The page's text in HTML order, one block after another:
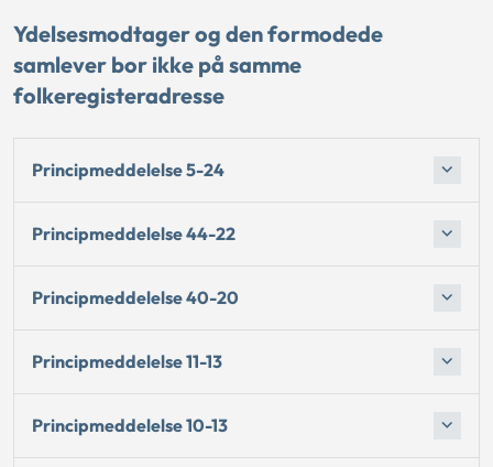
Ydelsesmodtager og den formodede
samlever bor ikke på samme
folkeregisteradresse
Principmeddelelse 5-24
Principmeddelelse 44-22
Principmeddelelse 40-20
Principmeddelelse 11-13
Principmeddelelse 10-13